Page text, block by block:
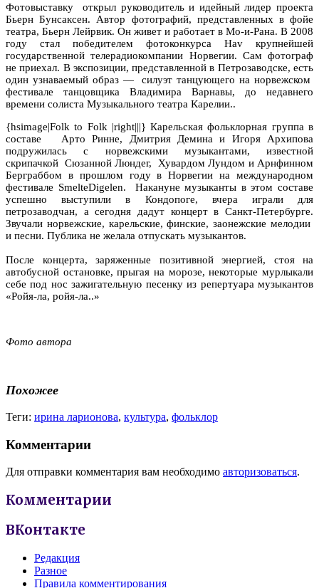
Фотовыставку
открыл руководитель и идейный лидер проекта
Бьерн Бунсаксен. Автор фотографий, представленных в фойе
театра, Бьерн Лейрвик. Он живет и работает в Мо-и-Рана. В 2008
году стал победителем фотоконкурса Hav крупнейшей
государственной телерадиокомпании Норвегии. Сам фотограф
не приехал. В экспозиции, представленной в Петрозаводске, есть
один узнаваемый образ — силуэт танцующего на норвежском
фестивале танцовщика Владимира Варнавы, до недавнего
времени солиста Музыкального театра Карелии..
{hsimage|Folk to Folk |right|||} Карельская фольклорная группа в
составе
Арто Ринне, Дмитрия Демина и Игоря Архипова
подружилась с норвежскими музыкантами, известной
скрипачкой Сюзанной Люндег,
Хувардом Лундом и Арнфинном
Берграббом в прошлом году в Норвегии на международном
фестивале SmelteDigelen. Накануне музыканты в этом составе
успешно выступили в Кондопоге, вчера играли для
петрозаводчан, а сегодня дадут концерт в Санкт-Петербурге.
Звучали норвежские, карельские, финские, заонежские мелодии
и песни. Публика не желала отпускать музыкантов.
После концерта, заряженные позитивной энергией, стоя на
автобусной остановке, прыгая на морозе, некоторые мурлыкали
себе под нос зажигательную песенку из репертуара музыкантов
«Ройя-ла, ройя-ла..»
Фото автора
Похожее
Теги: ирина ларионова, культура, фольклор
Комментарии
Для отправки комментария вам необходимо авторизоваться.
Комментарии
ВКонтакте
Редакция
Разное
Правила комментирования